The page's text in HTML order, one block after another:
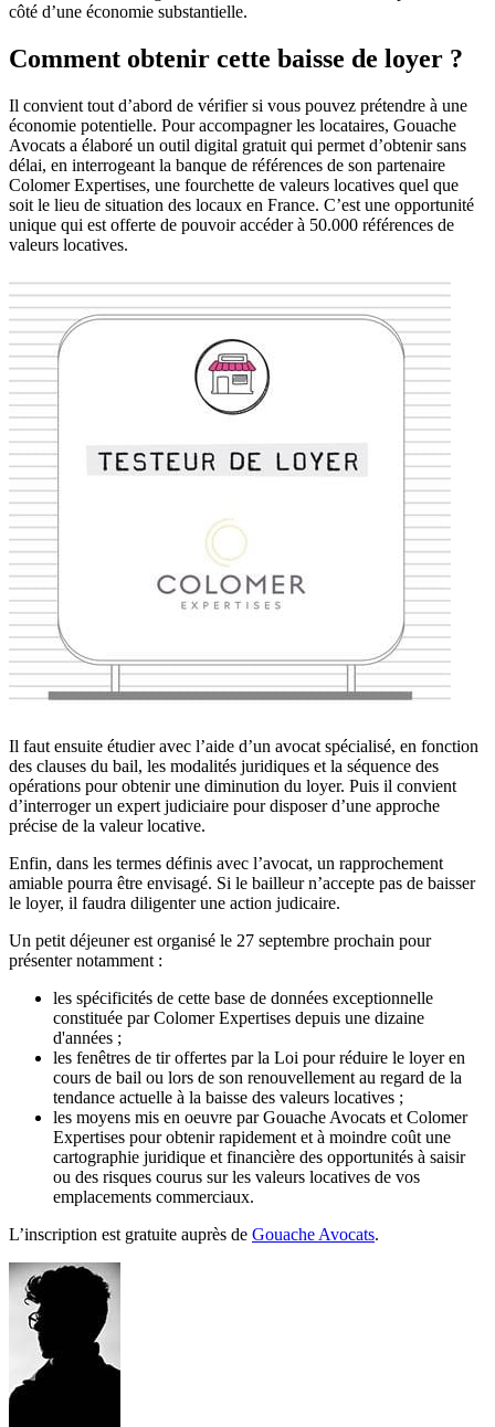
côté d’une économie substantielle.
Comment obtenir cette baisse de loyer ?
Il convient tout d’abord de vérifier si vous pouvez prétendre à une
économie potentielle. Pour accompagner les locataires, Gouache
Avocats a élaboré un outil digital gratuit qui permet d’obtenir sans
délai, en interrogeant la banque de références de son partenaire
Colomer Expertises, une fourchette de valeurs locatives quel que
soit le lieu de situation des locaux en France. C’est une opportunité
unique qui est offerte de pouvoir accéder à 50.000 références de
valeurs locatives.
Il faut ensuite étudier avec l’aide d’un avocat spécialisé, en fonction
des clauses du bail, les modalités juridiques et la séquence des
opérations pour obtenir une diminution du loyer. Puis il convient
d’interroger un expert judiciaire pour disposer d’une approche
précise de la valeur locative.
Enfin, dans les termes définis avec l’avocat, un rapprochement
amiable pourra être envisagé. Si le bailleur n’accepte pas de baisser
le loyer, il faudra diligenter une action judicaire.
Un petit déjeuner est organisé le 27 septembre prochain pour
présenter notamment :
les spécificités de cette base de données exceptionnelle
constituée par Colomer Expertises depuis une dizaine
d'années ;
les fenêtres de tir offertes par la Loi pour réduire le loyer en
cours de bail ou lors de son renouvellement au regard de la
tendance actuelle à la baisse des valeurs locatives ;
les moyens mis en oeuvre par Gouache Avocats et Colomer
Expertises pour obtenir rapidement et à moindre coût une
cartographie juridique et financière des opportunités à saisir
ou des risques courus sur les valeurs locatives de vos
emplacements commerciaux.
L’inscription est gratuite auprès de Gouache Avocats.